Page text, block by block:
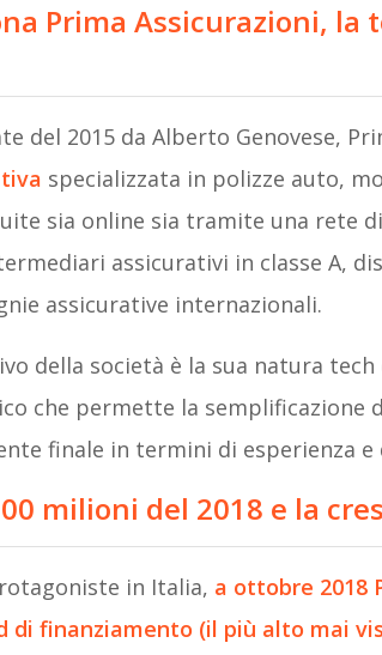
Prima Assicurazioni, la
del 2015 da Alberto Genovese,
specializzata in polizze auto,
sia online sia tramite una rete
assicurativi in classe A,
assicurative internazionali.
della società è la sua natura
che permette la
finale in termini di esperienza
milioni del 2018 e la
in Italia, a ottobre 2018
di finanziamento (il più alto mai